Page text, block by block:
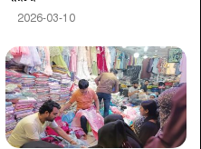
2026-03-10